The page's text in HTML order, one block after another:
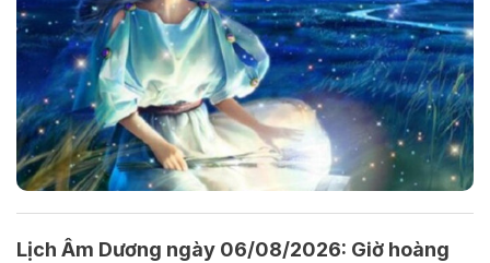
Lịch Âm Dương ngày 06/08/2026: Giờ hoàng